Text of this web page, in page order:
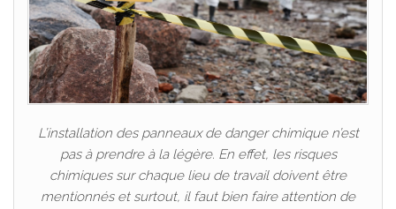
L’installation des panneaux de danger chimique n’est
pas à prendre à la légère. En effet, les risques
chimiques sur chaque lieu de travail doivent être
mentionnés et surtout, il faut bien faire attention de